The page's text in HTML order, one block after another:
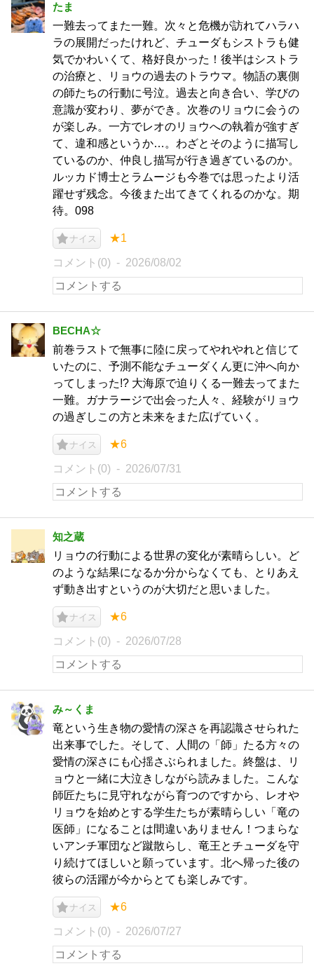
たま
一難去ってまた一難。次々と危機が訪れてハラハ
ラの展開だったけれど、チューダもシストラも健
気でかわいくて、格好良かった！後半はシストラ
の治療と、リョウの過去のトラウマ。物語の裏側
の師たちの行動に号泣。過去と向き合い、学びの
意識が変わり、夢ができ。次巻のリョウに会うの
が楽しみ。一方でレオのリョウへの執着が強すぎ
て、違和感というか…。わざとそのように描写し
ているのか、仲良し描写が行き過ぎているのか。
ルッカド博士とラムージも今巻では思ったより活
躍せず残念。今後また出てきてくれるのかな。期
待。098
ナイス ★1
コメント(0) 2026/08/02
BECHA☆
前巻ラストで無事に陸に戻ってやれやれと信じて
いたのに、予測不能なチューダくん更に沖へ向か
ってしまった!? 大海原で迫りくる一難去ってまた
一難。ガナラージで出会った人々、経験がリョウ
の過ぎしこの方と未来をまた広げていく。
ナイス ★6
コメント(0) 2026/07/31
知之蔵
リョウの行動による世界の変化が素晴らしい。ど
のような結果になるか分からなくても、とりあえ
ず動き出すというのが大切だと思いました。
ナイス ★6
コメント(0) 2026/07/28
み～くま
竜という生き物の愛情の深さを再認識させられた
出来事でした。そして、人間の「師」たる方々の
愛情の深さにも心揺さぶられました。終盤は、リ
ョウと一緒に大泣きしながら読みました。こんな
師匠たちに見守れながら育つのですから、レオや
リョウを始めとする学生たちが素晴らしい「竜の
医師」になることは間違いありません！つまらな
いアンチ軍団など蹴散らし、竜王とチューダを守
り続けてほしいと願っています。北へ帰った後の
彼らの活躍が今からとても楽しみです。
ナイス ★6
コメント(0) 2026/07/27